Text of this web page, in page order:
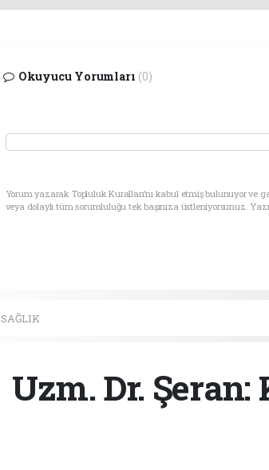
Okuyucu Yorumları (0)
Yorum yazarak Topluluk Kuralları’nı kabul etmiş bulunuyor ve
veya dolaylı tüm sorumluluğu tek başınıza üstleniyorsunuz.
SAĞLIK
Uzm. Dr.